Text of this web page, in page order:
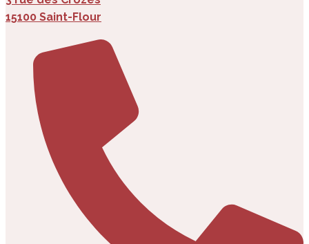
15100 Saint-Flour